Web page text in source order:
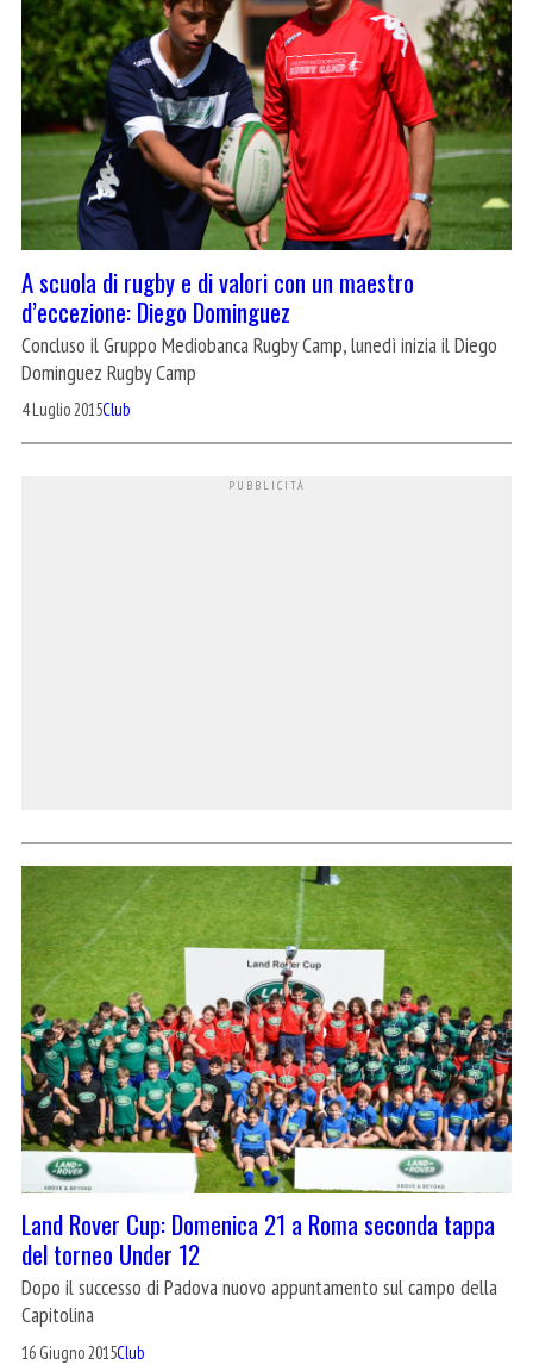
A scuola di rugby e di valori con un maestro
d’eccezione: Diego Dominguez
Concluso il Gruppo Mediobanca Rugby Camp, lunedì inizia il Diego
Dominguez Rugby Camp
4 Luglio 2015Club
Land Rover Cup: Domenica 21 a Roma seconda tappa
del torneo Under 12
Dopo il successo di Padova nuovo appuntamento sul campo della
Capitolina
16 Giugno 2015Club